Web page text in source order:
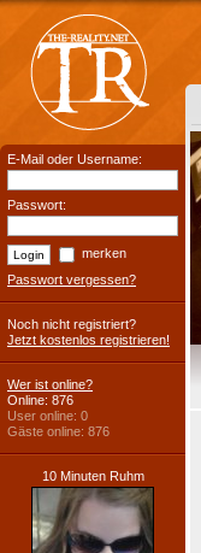
E-Mail oder Username:
Passwort:
merken
Passwort vergessen?
Noch nicht registriert?
Jetzt kostenlos registrieren!
Wer ist online?
Online: 876
User online: 0
Gäste online: 876
10 Minuten Ruhm